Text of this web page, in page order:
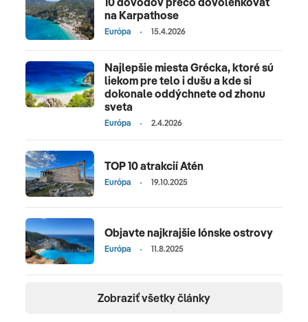
na Karpathose
Európa 15.4.2026
Najlepšie miesta Grécka, ktoré sú
liekom pre telo i dušu a kde si
dokonale oddýchnete od zhonu
sveta
Európa 2.4.2026
TOP 10 atrakcií Atén
Európa 19.10.2025
Objavte najkrajšie Iónske ostrovy
Európa 11.8.2025
Zobraziť všetky články